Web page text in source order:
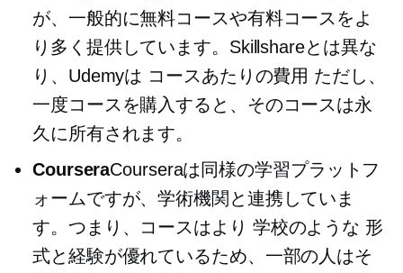
が、一般的に無料コースや有料コースをよ
り多く提供しています。Skillshareとは異な
り、Udemyは コースあたりの費用 ただし、
一度コースを購入すると、そのコースは永
久に所有されます。
CourseraCourseraは同様の学習プラットフ
ォームですが、学術機関と連携していま
す。つまり、コースはより 学校のような 形
式と経験が優れているため、一部の人はそ